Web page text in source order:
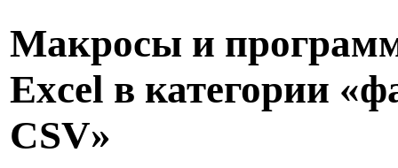
Макросы и
Excel в категории
CSV»